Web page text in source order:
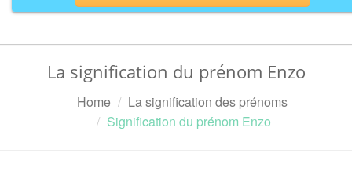
La signification du prénom Enzo
Home
La signification des prénoms
Signification du prénom Enzo